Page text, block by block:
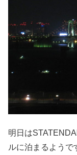
明日は
ルに泊まるようで